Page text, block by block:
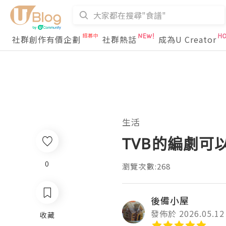
社群創作有價企劃 社群熱話 成為U Creator
生活
TVB的編劇
瀏覽次數:268
後備小屋
發佈於 2026.05.12
0
收藏